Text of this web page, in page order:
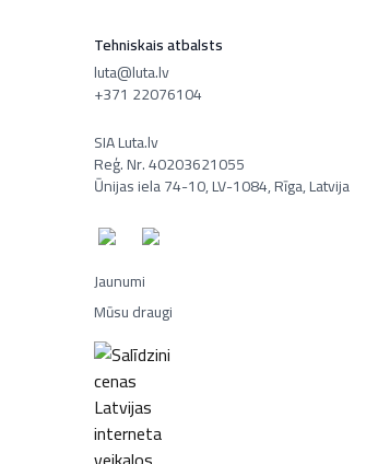
Tehniskais atbalsts
luta@luta.lv
+371 22076104
SIA Luta.lv
Reģ. Nr. 40203621055
Ūnijas iela 74-10, LV-1084, Rīga, Latvija
Jaunumi
Mūsu draugi